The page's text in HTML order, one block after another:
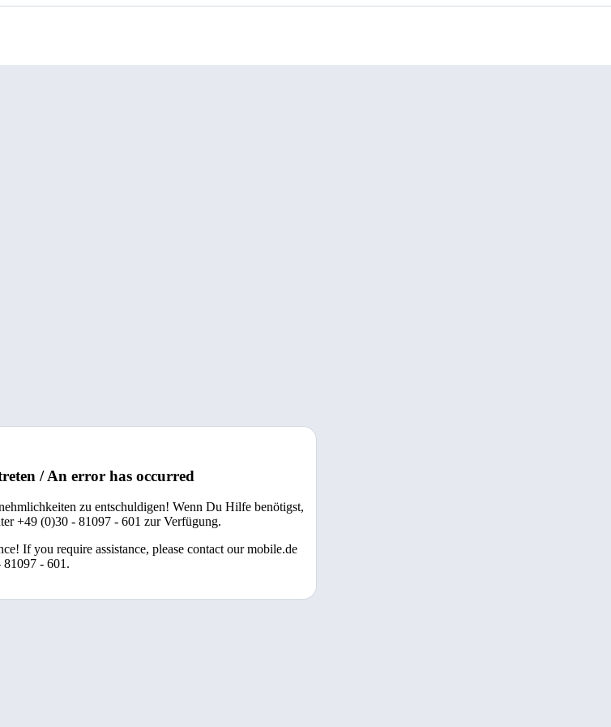
/ An error has occurred
zu entschuldigen! Wenn Du Hilfe benötigst,
+49 (0)30 - 81097 - 601 zur Verfügung.
If you require assistance, please contact our mobile.de
81097 - 601.